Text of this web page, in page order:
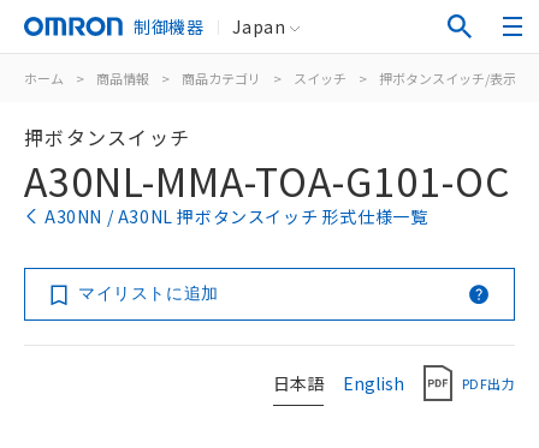
制御機器 Japan
ホーム > 商品情報 > 商品カテゴリ > スイッチ > 押ボタンスイッチ/表示灯
押ボタンスイッチ
A30NL-MMA-TOA-G101-OC
A30NN / A30NL 押ボタンスイッチ 形式仕様一覧
マイリストに追加
日本語 English PDF出力